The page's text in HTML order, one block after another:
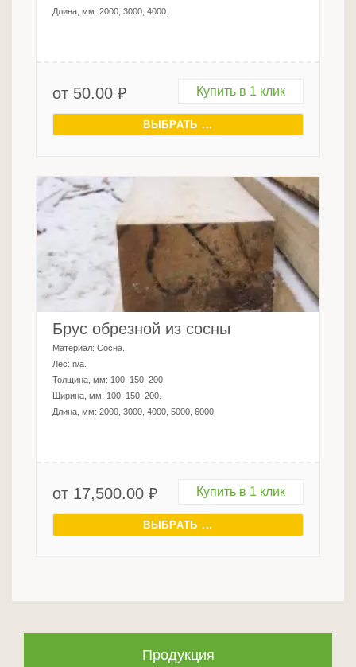
Продукция
Длина, мм: 2000, 3000, 4000.
от 50.00 ₽ Купить в 1 клик
ВЫБРАТЬ ...
Брус обрезной из сосны
Материал: Сосна.
Лес: n/a.
Толщина, мм: 100, 150, 200.
Ширина, мм: 100, 150, 200.
Длина, мм: 2000, 3000, 4000, 5000, 6000.
от 17,500.00 ₽ Купить в 1 клик
ВЫБРАТЬ ...